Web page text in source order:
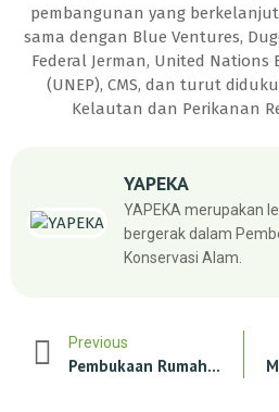
pembangunan yang
sama dengan Blue Ventures,
Federal Jerman, United Nations
(UNEP), CMS, dan turut
Kelautan dan Perikanan
YAPEKA
YAPEKA merupakan
bergerak dalam
Konservasi Alam.
Previous
Pembukaan Rumah Boboca Desa Bulutui Tahap 2